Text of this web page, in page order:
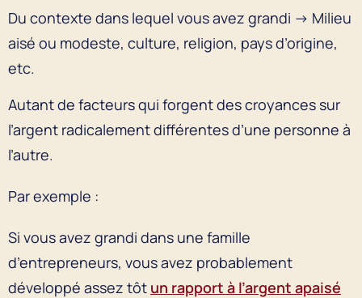
Du contexte dans lequel vous avez grandi → Milieu
aisé ou modeste, culture, religion, pays d’origine,
etc.
Autant de facteurs qui forgent des croyances sur
l’argent radicalement différentes d’une personne à
l’autre.
Par exemple :
Si vous avez grandi dans une famille
d’entrepreneurs, vous avez probablement
développé assez tôt un rapport à l’argent apaisé